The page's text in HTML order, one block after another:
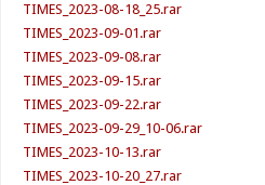
TIMES_2023-08-18_25.rar
TIMES_2023-09-01.rar
TIMES_2023-09-08.rar
TIMES_2023-09-15.rar
TIMES_2023-09-22.rar
TIMES_2023-09-29_10-06.rar
TIMES_2023-10-13.rar
TIMES_2023-10-20_27.rar